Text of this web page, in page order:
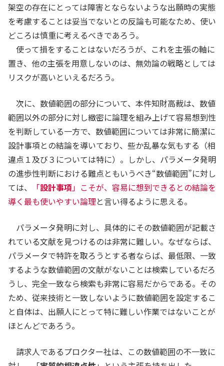
架空の存在にとっては障害とならないような出願時の実態
を考慮することは妥当でないとの反論も可能なため、使い
どころは慎重に考えるべきであろう。
使って損をすることはないだろうが、これを主張の軸に
置き、他の主張を用意しないのは、無効論の戦略としては
リスクが高いといえるだろう。
次に、数値範囲の部分について、本件知財高裁は、数値
範囲以外の部分に対し緻密に論理を組み上げて容易想到性
を判断している一方で、数値範囲については非常に簡潔に
設計事項との結論を導いており、些か乱暴な気もする（相
違点１及び３については特に）。しかし、パラメータ発明
の進歩性判断における難点ともいうべき“数値範囲”に対し
ては、
「設計事項」こそが、容易に想到できるとの結論を
導く最も使いやすい論理と言い得るように思える。
パラメータ発明に対し、具体的にその数値範囲が記載さ
れている文献を見つけるのは非常に難しい。なぜならば、
パラメータで特許を取ろうとする者ならば、最低限、一致
するような数値範囲の文献がないことは検索しているだろ
うし、完全一致なら検索も非常に容易だからである。その
ため、従来技術と一致しないように数値範囲を設定するこ
と自体は、出願人にとって特に難しい作業ではないことが
ほとんどであろう。
請求人であるプロクター社は、この数値範囲の不一致に